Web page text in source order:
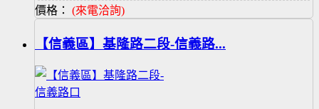
價格： (來電洽詢)
【信義區】基隆路二段-信義路...